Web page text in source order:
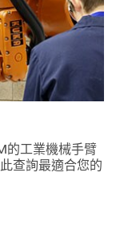
的工業機械手臂
查詢最適合您的